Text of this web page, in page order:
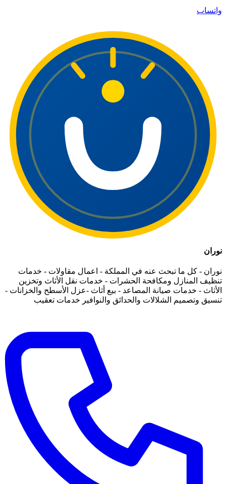
واتساب
نوران
نوران - كل ما تبحث عنه في المملكة - اعمال مقاولات - خدمات
تنظيف المنازل ومكافحة الحشرات - خدمات نقل الأثاث وتخزين
الأثاث - خدمات صيانة المصاعد - بيع أثاث -عزل الأسطح والخزانات -
تنسيق وتصميم الشلالات والحدائق والنوافير خدمات تعقيب